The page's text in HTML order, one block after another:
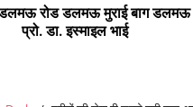
रोड डलमऊ मुराई बाग डलमऊ
प्रो. डा. इस्माइल भाई